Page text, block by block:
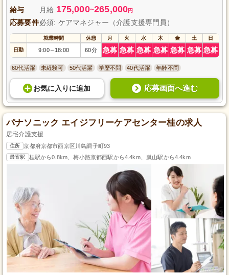
給与 月給 175,000~265,000円
応募要件必須: ケアマネジャー（介護支援専門員）
就業時間 休憩 月 火 水 木 金 土 日
日勤 9:00～ 18:00 60分 急募 急募 急募 急募 急募 急募 急募
60代活躍 未経験可 50代活躍 学歴不問 40代活躍 年齢不問
お気に入り に追加 応募画面へ進む
パナソニック エイジフリーケアセンター桂の求人
居宅介護支援
住所 京都府京都市西京区川島調子町93
最寄駅 桂駅から0.8km、梅小路京都西駅から4.4km、嵐山駅から4.4km